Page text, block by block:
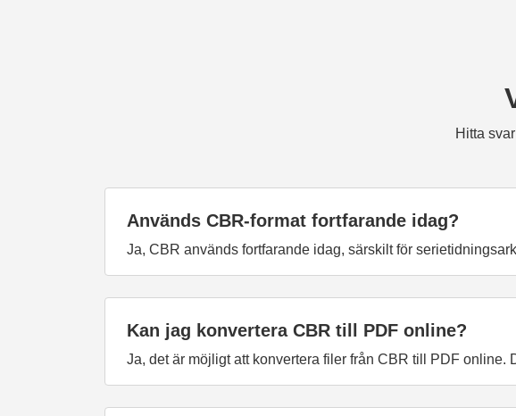
Hitta
Används CBR-format fortfarande idag?
Ja, CBR används fortfarande idag, särskilt för
Kan jag konvertera CBR till PDF online?
Ja, det är möjligt att konvertera filer från CBR till PDF